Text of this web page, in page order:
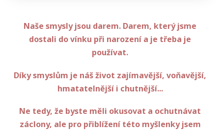
Naše smysly jsou darem. Darem, který jsme
dostali do vínku při narození a je třeba je
používat.
Díky smyslům je náš život zajímavější, voňavější,
hmatatelnější i chutnější...
Ne tedy, že byste měli okusovat a ochutnávat
záclony, ale pro přiblížení této myšlenky jsem